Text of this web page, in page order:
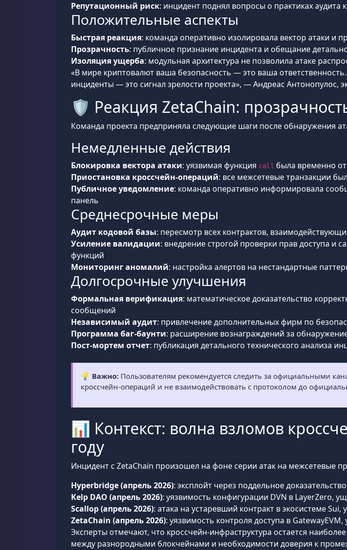
Репутационный риск: инцидент поднял вопросы о практиках аудита
Положительные аспекты
Быстрая реакция: команда оперативно изолировала вектор атаки и
Прозрачность: публичное признание инцидента и обещание
Изоляция ущерба: модульная архитектура не позволила атаке
«В мире криптовалют ваша безопасность — это ваша
инциденты — это сигнал зрелости проекта», — Андреас Антонопулос,
🛡️ Реакция ZetaChain:
Команда проекта предприняла следующие шаги после обнаружения
Немедленные действия
Блокировка вектора атаки: уязвимая функция call была временно
Приостановка кроссчейн-операций: все межсетевые транзакции
Публичное уведомление: команда оперативно информировала
панель
Среднесрочные меры
Аудит кодовой базы: пересмотр всех контрактов,
Усиление валидации: внедрение строгой проверки прав доступа и
функций
Мониторинг аномалий: настройка алертов на нестандартные
Долгосрочные улучшения
Формальная верификация: математическое доказательство
сообщений
Независимый аудит: привлечение дополнительных фирм по
Программа баг-баунти: расширение вознаграждений за
Пост-мортем отчет: публикация детального технического анализа
💡 Важно: Пользователям рекомендуется следить за официальными
кроссчейн-операций и не взаимодействовать с протоколом до
📊 Контекст: волна взломов
году
Инцидент с ZetaChain произошел на фоне серии атак на межсетевые
Hyperbridge (апрель 2026): эксплойт через поддельное
Kelp DAO (апрель 2026): уязвимость конфигурации DVN в LayerZero,
Scallop (апрель 2026): атака на устаревший контракт в экосистеме Sui,
ZetaChain (апрель 2026): уязвимость контроля доступа в
Эксперты отмечают, что кроссчейн-инфраструктура остается
между разнородными блокчейнами и необходимости доверия к